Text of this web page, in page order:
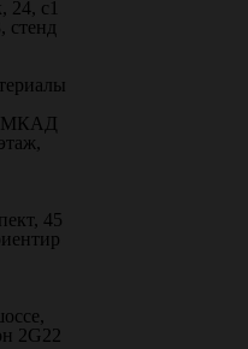
24, с1
стенд
МКАД
45
2G22